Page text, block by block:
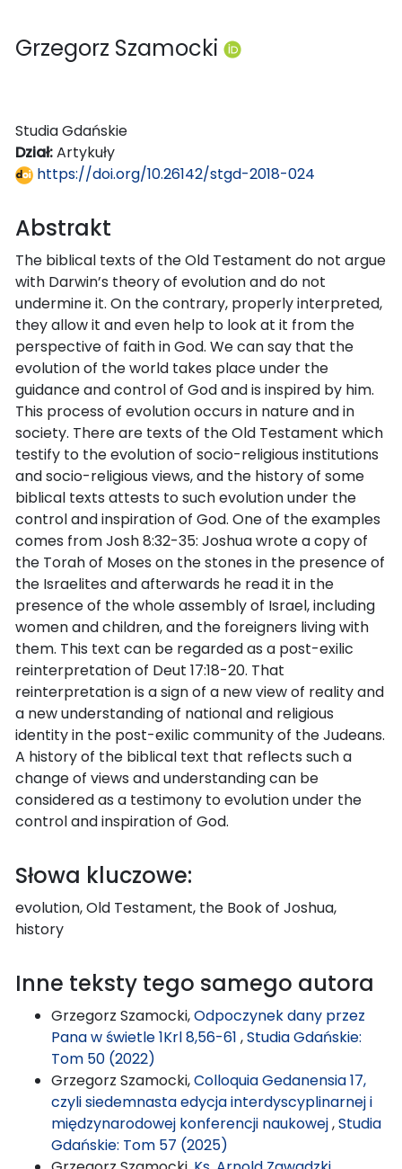
Grzegorz Szamocki
Studia Gdańskie
Dział:Artykuły
https://doi.org/10.26142/stgd-2018-024
Abstrakt
The biblical texts of the Old Testament do not argue
with Darwin’s theory of evolution and do not
undermine it. On the contrary, properly interpreted,
they allow it and even help to look at it from the
perspective of faith in God. We can say that the
evolution of the world takes place under the
guidance and control of God and is inspired by him.
This process of evolution occurs in nature and in
society. There are texts of the Old Testament which
testify to the evolution of socio-religious institutions
and socio-religious views, and the history of some
biblical texts attests to such evolution under the
control and inspiration of God. One of the examples
comes from Josh 8:32-35: Joshua wrote a copy of
the Torah of Moses on the stones in the presence of
the Israelites and afterwards he read it in the
presence of the whole assembly of Israel, including
women and children, and the foreigners living with
them. This text can be regarded as a post-exilic
reinterpretation of Deut 17:18-20. That
reinterpretation is a sign of a new view of reality and
a new understanding of national and religious
identity in the post-exilic community of the Judeans.
A history of the biblical text that reflects such a
change of views and understanding can be
considered as a testimony to evolution under the
control and inspiration of God.
Słowa kluczowe:
evolution, Old Testament, the Book of Joshua,
history
Inne teksty tego samego autora
Grzegorz Szamocki,Odpoczynek dany przez
Pana w świetle 1Krl 8,56-61 ,Studia Gdańskie:
Tom 50 (2022)
Grzegorz Szamocki,Colloquia Gedanensia 17,
czyli siedemnasta edycja interdyscyplinarnej i
międzynarodowej konferencji naukowej,Studia
Gdańskie: Tom 57 (2025)